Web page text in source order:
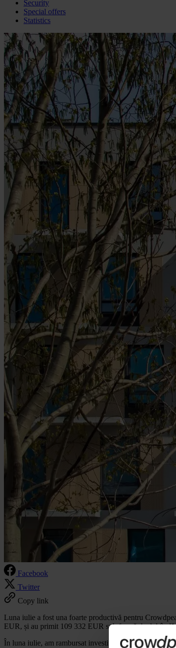
Security
Special offers
Statistics
Facebook
Twitter
Copy link
Luna iulie a fost una foarte productivă pentru
EUR, și au primit 109 332 EUR sub formă de
În luna iulie, am rambursat investitorilor 12